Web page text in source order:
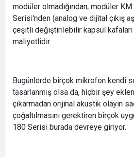
modüler olmadığından, modüler
Serisi'nden (analog ve dijital çıkış
çeşitli değiştirilebilir kapsül kafaları
maliyetlidir.
Bugünlerde birçok mikrofon kendi
tasarlanmış olsa da, hiçbir şey
çıkarmadan orijinal akustik olayın
çoğaltılmasını gerektiren birçok
180 Serisi burada devreye giriyor.